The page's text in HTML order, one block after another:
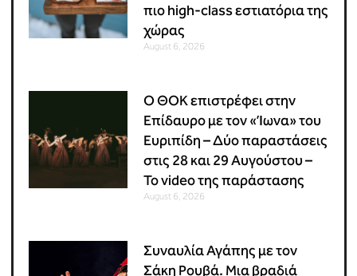
πιο high-class εστιατόρια της
χώρας
August 6, 2026
Ο ΘΟΚ επιστρέφει στην
Επίδαυρο με τον «Ίωνα» του
Ευριπίδη – Δύο παραστάσεις
στις 28 και 29 Αυγούστου –
Το video της παράστασης
August 6, 2026
Συναυλία Αγάπης με τον
Σάκη Ρουβά. Μια βραδιά